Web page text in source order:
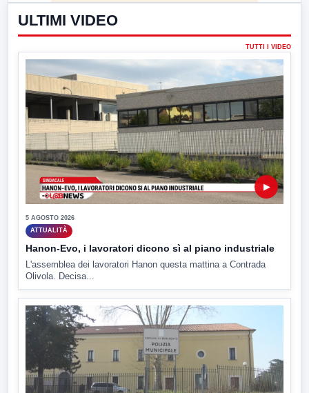
ULTIMI VIDEO
TUTTI I VIDEO
▶
5 AGOSTO 2026
ATTUALITÀ
Hanon-Evo, i lavoratori dicono sì al piano industriale
L'assemblea dei lavoratori Hanon questa mattina a Contrada
Olivola. Decisa...